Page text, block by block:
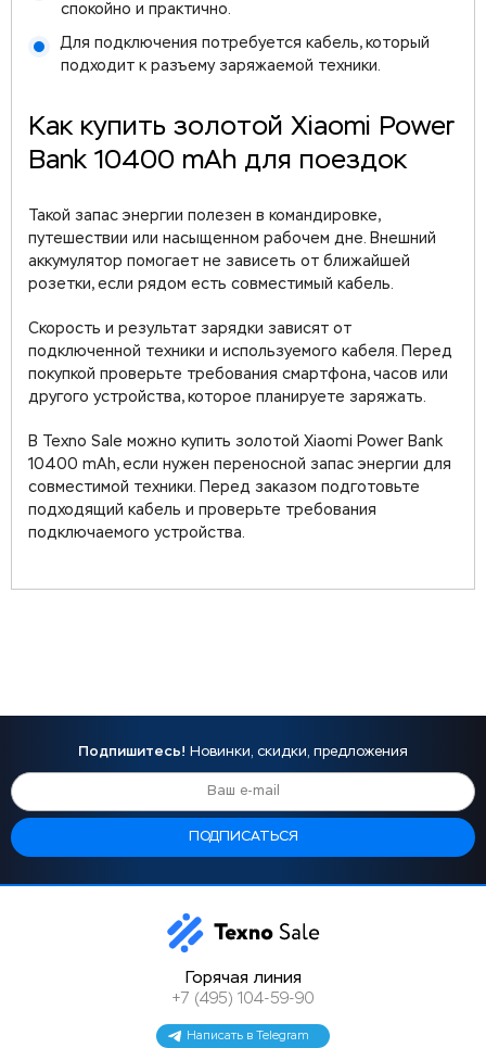
спокойно и практично.
Для подключения потребуется кабель, который
подходит к разъему заряжаемой техники.
Как купить золотой Xiaomi Power
Bank 10400 mAh для поездок
Такой запас энергии полезен в командировке,
путешествии или насыщенном рабочем дне. Внешний
аккумулятор помогает не зависеть от ближайшей
розетки, если рядом есть совместимый кабель.
Скорость и результат зарядки зависят от
подключенной техники и используемого кабеля. Перед
покупкой проверьте требования смартфона, часов или
другого устройства, которое планируете заряжать.
В Texno Sale можно купить золотой Xiaomi Power Bank
10400 mAh, если нужен переносной запас энергии для
совместимой техники. Перед заказом подготовьте
подходящий кабель и проверьте требования
подключаемого устройства.
Подпишитесь! Новинки, скидки, предложения
Горячая линия
+7 (495) 104-59-90
Написать в Telegram